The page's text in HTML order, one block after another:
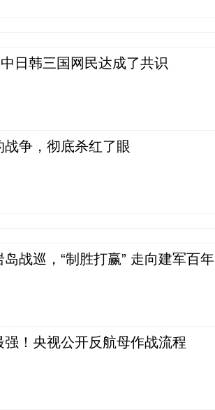
中日韩三国网民达成了共识
战争，彻底杀红了眼
战巡，“制胜打赢” 走向建军百年
强！央视公开反航母作战流程